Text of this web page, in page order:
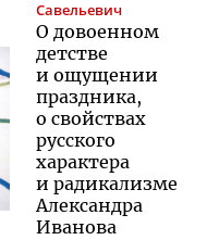
Савельевич
О довоенном
детстве
и ощущении
праздника,
о свойствах
русского
характера
и радикализме
Александра
Иванова